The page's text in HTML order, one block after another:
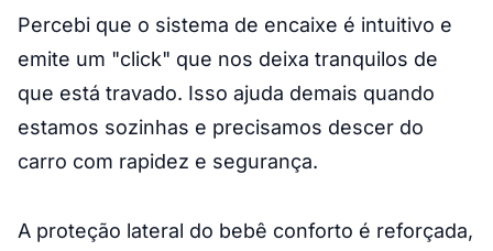
Percebi que o sistema de encaixe é intuitivo e
emite um "click" que nos deixa tranquilos de
que está travado. Isso ajuda demais quando
estamos sozinhas e precisamos descer do
carro com rapidez e segurança.
A proteção lateral do bebê conforto é reforçada,